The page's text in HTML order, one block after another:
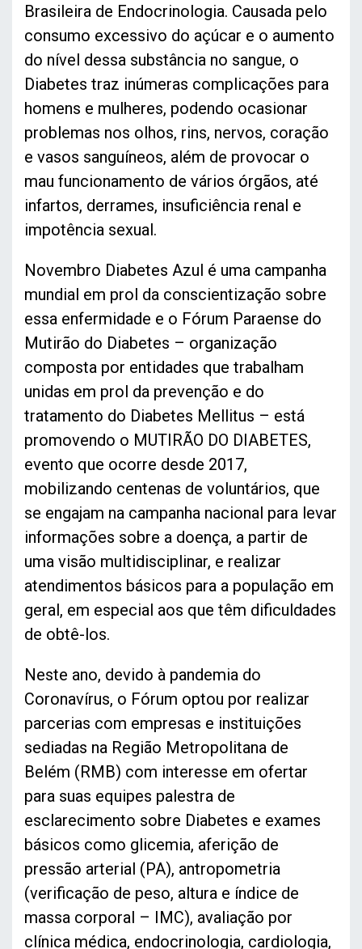
Brasileira de Endocrinologia. Causada pelo
consumo excessivo do açúcar e o aumento
do nível dessa substância no sangue, o
Diabetes traz inúmeras complicações para
homens e mulheres, podendo ocasionar
problemas nos olhos, rins, nervos, coração
e vasos sanguíneos, além de provocar o
mau funcionamento de vários órgãos, até
infartos, derrames, insuficiência renal e
impotência sexual.
Novembro Diabetes Azul é uma campanha
mundial em prol da conscientização sobre
essa enfermidade e o Fórum Paraense do
Mutirão do Diabetes – organização
composta por entidades que trabalham
unidas em prol da prevenção e do
tratamento do Diabetes Mellitus – está
promovendo o MUTIRÃO DO DIABETES,
evento que ocorre desde 2017,
mobilizando centenas de voluntários, que
se engajam na campanha nacional para levar
informações sobre a doença, a partir de
uma visão multidisciplinar, e realizar
atendimentos básicos para a população em
geral, em especial aos que têm dificuldades
de obtê-los.
Neste ano, devido à pandemia do
Coronavírus, o Fórum optou por realizar
parcerias com empresas e instituições
sediadas na Região Metropolitana de
Belém (RMB) com interesse em ofertar
para suas equipes palestra de
esclarecimento sobre Diabetes e exames
básicos como glicemia, aferição de
pressão arterial (PA), antropometria
(verificação de peso, altura e índice de
massa corporal – IMC), avaliação por
clínica médica, endocrinologia, cardiologia,